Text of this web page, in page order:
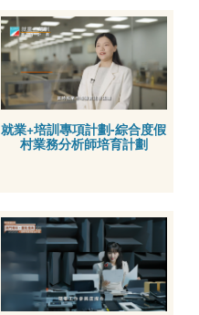
就業+培訓專項計劃-綜合度假
村業務分析師培育計劃